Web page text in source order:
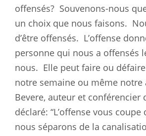
offensés? Souvenons-nous
un choix que nous faisons.
d’être offensés. L’offense
personne qui nous a offensés
nous. Elle peut faire ou
notre semaine ou même notre
Bevere, auteur et conférencier
déclaré: “L’offense vous
nous séparons de la